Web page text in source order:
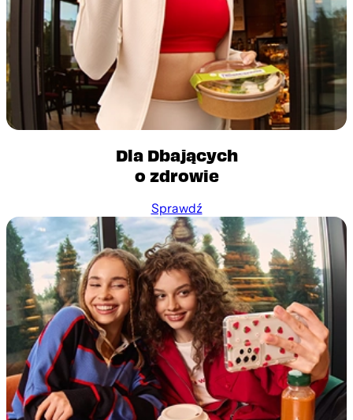
Dla Dbających
o zdrowie
Sprawdź